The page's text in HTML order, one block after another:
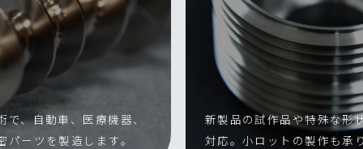
自動車、医療機器、
ツを製造します。
新製品の試作品や特殊な形状
対応。小ロットの製作も承り